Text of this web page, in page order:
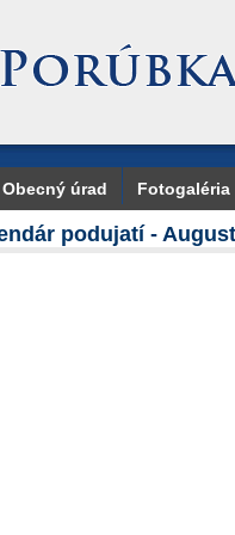
Obecný úrad Fotogaléria
podujatí -